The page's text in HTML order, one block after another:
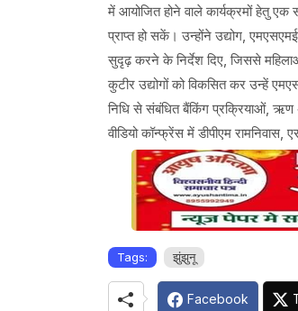
में आयोजित होने वाले कार्यक्रमों हेतु एक
प्राप्त हो सकें। उन्होंने उद्योग,
सुदृढ़ करने के निर्देश दिए, जिससे
कुटीर उद्योगों को विकसित कर उन्हें
निधि से संबंधित बैंकिंग प्रक्रियाओं, ऋण
वीडियो कॉन्फ्रेंस में डीपीएम
Tags: झुंझुनू
Facebook